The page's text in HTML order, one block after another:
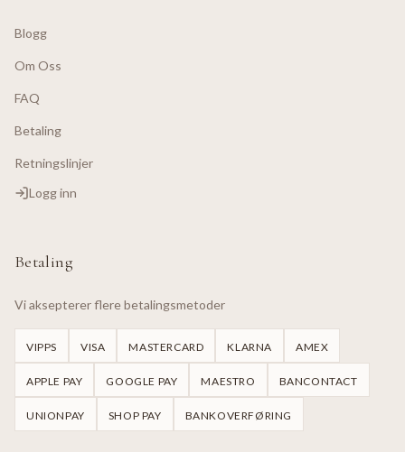
Blogg
Om Oss
FAQ
Betaling
Retningslinjer
Logg inn
Betaling
Vi aksepterer flere betalingsmetoder
VIPPS VISA MASTERCARD KLARNA AMEX
APPLE PAY GOOGLE PAY MAESTRO BANCONTACT
UNIONPAY SHOP PAY BANKOVERFØRING